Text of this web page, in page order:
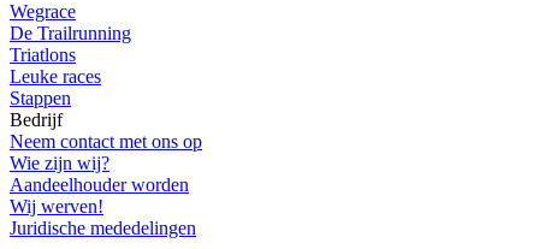
Wegrace
De Trailrunning
Triatlons
Leuke races
Stappen
Bedrijf
Neem contact met ons op
Wie zijn wij?
Aandeelhouder worden
Wij werven!
Juridische mededelingen